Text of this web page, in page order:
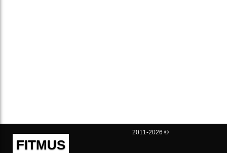
FITMUS
2011-2026 ©